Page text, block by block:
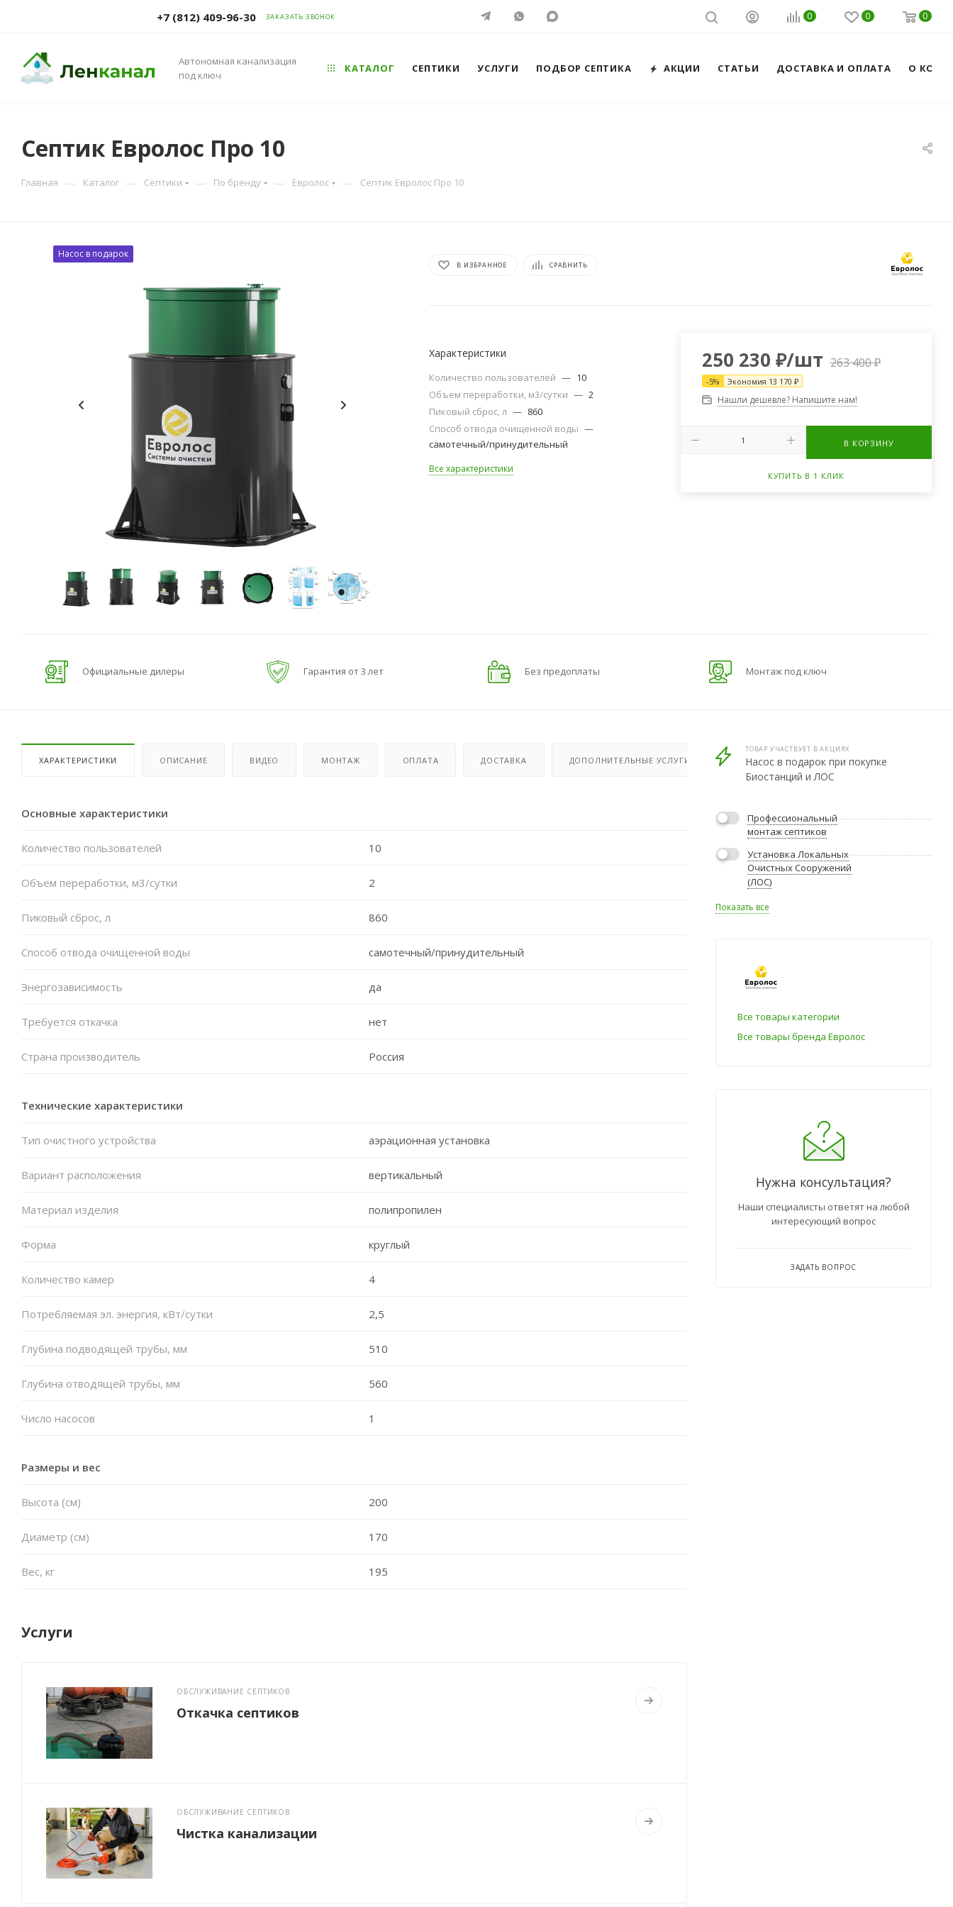
+7 (812) 409-96-30 ЗАКАЗАТЬ ЗВОНОК 0 0 0
Автономная канализация
под ключ
КАТАЛОГ СЕПТИКИ УСЛУГИ ПОДБОР СЕПТИКА АКЦИИ СТАТЬИ ДОСТАВКА И ОПЛАТА О
Септик Евролос Про 10
Главная — Каталог — Септики — По бренду — Евролос — Септик Евролос Про 10
Насос в подарок
В ИЗБРАННОЕ СРАВНИТЬ
Характеристики
Количество пользователей — 10
Объем переработки, м3/сутки — 2
Пиковый сброс, л — 860
Способ отвода очищенной воды —
самотечный/принудительный
Все характеристики
250 230 ₽/шт 263 400₽
-5% Экономия 13 170 ₽
Нашли дешевле? Напишите нам!
В КОРЗИНУ
КУПИТЬ В 1 КЛИК
Официальные дилеры Гарантия от 3 лет Без предоплаты Монтаж под ключ
ХАРАКТЕРИСТИКИ ОПИСАНИЕ ВИДЕО МОНТАЖ ОПЛАТА ДОСТАВКА ДОПОЛНИТЕЛЬНЫЕ УСЛУГИ
Основные характеристики
Количество пользователей 10
Объем переработки, м3/сутки 2
Пиковый сброс, л 860
Способ отвода очищенной воды самотечный/принудительный
Энергозависимость да
Требуется откачка нет
Страна производитель Россия
Технические характеристики
Тип очистного устройства аэрационная установка
Вариант расположения вертикальный
Материал изделия полипропилен
Форма круглый
Количество камер 4
Потребляемая эл. энергия, кВт/сутки 2,5
Глубина подводящей трубы, мм 510
Глубина отводящей трубы, мм 560
Число насосов 1
Размеры и вес
Высота (см) 200
Диаметр (см) 170
Вес, кг 195
Услуги
ОБСЛУЖИВАНИЕ СЕПТИКОВ
Откачка септиков
ОБСЛУЖИВАНИЕ СЕПТИКОВ
Чистка канализации
ТОВАР УЧАСТВУЕТ В АКЦИЯХ
Насос в подарок при покупке
Биостанций и ЛОС
Профессиональный
монтаж септиков
Установка Локальных
Очистных Сооружений
(ЛОС)
Показать все
Все товары категории
Все товары бренда Евролос
Нужна консультация?
Наши специалисты ответят на любой
интересующий вопрос
ЗАДАТЬ ВОПРОС